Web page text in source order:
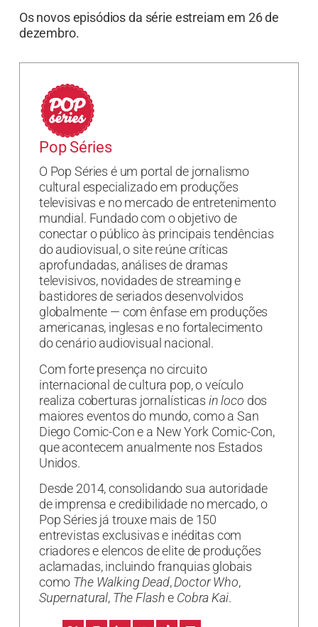
Os novos episódios da série estreiam em 26 de
dezembro.
Pop Séries
O Pop Séries é um portal de jornalismo
cultural especializado em produções
televisivas e no mercado de entretenimento
mundial. Fundado com o objetivo de
conectar o público às principais tendências
do audiovisual, o site reúne críticas
aprofundadas, análises de dramas
televisivos, novidades de streaming e
bastidores de seriados desenvolvidos
globalmente — com ênfase em produções
americanas, inglesas e no fortalecimento
do cenário audiovisual nacional.
Com forte presença no circuito
internacional de cultura pop, o veículo
realiza coberturas jornalísticas in loco dos
maiores eventos do mundo, como a San
Diego Comic-Con e a New York Comic-Con,
que acontecem anualmente nos Estados
Unidos.
Desde 2014, consolidando sua autoridade
de imprensa e credibilidade no mercado, o
Pop Séries já trouxe mais de 150
entrevistas exclusivas e inéditas com
criadores e elencos de elite de produções
aclamadas, incluindo franquias globais
como The Walking Dead,Doctor Who,
Supernatural, The Flashe Cobra Kai.